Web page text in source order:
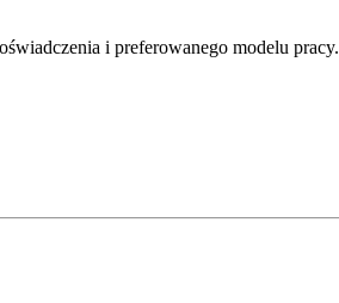
i preferowanego modelu pracy.